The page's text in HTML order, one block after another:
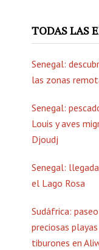
TODAS LAS
Senegal:
las zonas
Senegal:
Louis y aves
Djoudj
Senegal:
el Lago Rosa
Sudáfrica:
preciosas
tiburones en